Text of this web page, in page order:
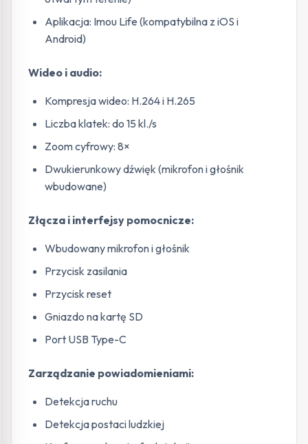
Aplikacja: Imou Life (kompatybilna z iOS i
Android)
Wideo i audio:
Kompresja wideo: H.264 i H.265
Liczba klatek: do 15 kl./s
Zoom cyfrowy: 8×
Dwukierunkowy dźwięk (mikrofon i głośnik
wbudowane)
Złącza i interfejsy pomocnicze:
Wbudowany mikrofon i głośnik
Przycisk zasilania
Przycisk reset
Gniazdo na kartę SD
Port USB Type-C
Zarządzanie powiadomieniami:
Detekcja ruchu
Detekcja postaci ludzkiej